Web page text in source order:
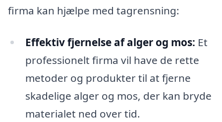
firma kan hjælpe med tagrensning:
Effektiv fjernelse af alger og mos: Et
professionelt firma vil have de rette
metoder og produkter til at fjerne
skadelige alger og mos, der kan bryde
materialet ned over tid.